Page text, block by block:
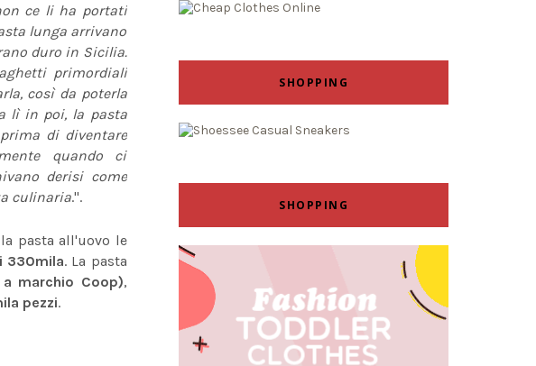
ce li ha portati
lunga arrivano
duro in Sicilia.
primordiali
così da poterla
lì in poi, la pasta
di diventare
quando ci
derisi come
culinaria.".
pasta all'uovo le
330mila. La pasta
marchio Coop),
pezzi.
SHOPPING
SHOPPING